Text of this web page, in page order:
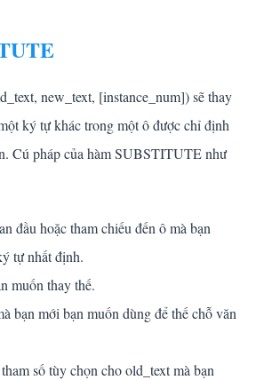
new_text, [instance_num]) sẽ thay
ký tự khác trong một ô được chỉ định
Cú pháp của hàm SUBSTITUTE như
đầu hoặc tham chiếu đến ô mà bạn
tự nhất định.
muốn thay thế.
bạn mới bạn muốn dùng để thế chỗ văn
số tùy chọn cho old_text mà bạn